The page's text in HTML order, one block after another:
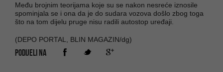
Među brojnim teorijama koje su se nakon nesreće iznosile
spominjala se i ona da je do sudara vozova došlo zbog toga
što na tom dijelu pruge nisu radili autostop uređaji.
(DEPO PORTAL, BLIN MAGAZIN/dg)
PODIJELI NA